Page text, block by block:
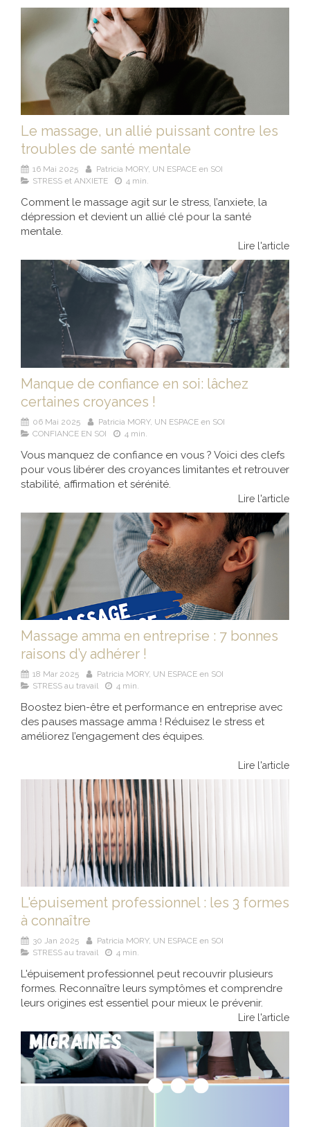
Le massage, un allié puissant contre les
troubles de santé mentale
16 Mai 2025
Patricia MORY, UN ESPACE en SOI
STRESS et ANXIETE
4 min.
Comment le massage agit sur le stress, l’anxiete, la
dépression et devient un allié clé pour la santé
mentale.
Lire l'article
Manque de confiance en soi: lâchez
certaines croyances !
06 Mai 2025
Patricia MORY, UN ESPACE en SOI
CONFIANCE EN SOI
4 min.
Vous manquez de confiance en vous ? Voici des clefs
pour vous libérer des croyances limitantes et retrouver
stabilité, affirmation et sérénité.
Lire l'article
Massage amma en entreprise : 7 bonnes
raisons d’y adhérer !
18 Mar 2025
Patricia MORY, UN ESPACE en SOI
STRESS au travail
4 min.
Boostez bien-être et performance en entreprise avec
des pauses massage amma ! Réduisez le stress et
améliorez l’engagement des équipes.
Lire l'article
L'épuisement professionnel : les 3 formes
à connaître
30 Jan 2025
Patricia MORY, UN ESPACE en SOI
STRESS au travail
4 min.
L'épuisement professionnel peut recouvrir plusieurs
formes. Reconnaître leurs symptômes et comprendre
leurs origines est essentiel pour mieux le prévenir.
Lire l'article